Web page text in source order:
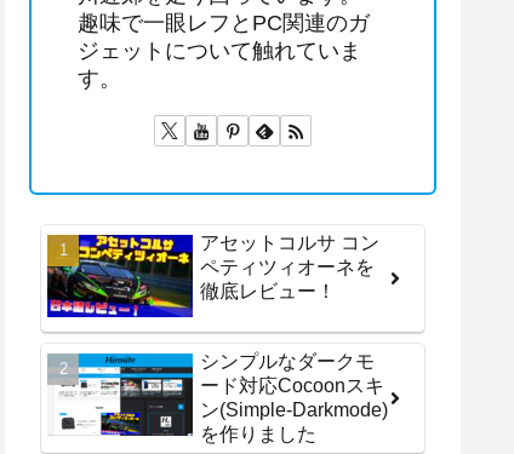
趣味で一眼レフとPC関連のガ
ジェットについて触れていま
す。
アセットコルサ コン
ペティツィオーネを
徹底レビュー！
シンプルなダークモ
ード対応Cocoonスキ
ン(Simple-Darkmode)
を作りました